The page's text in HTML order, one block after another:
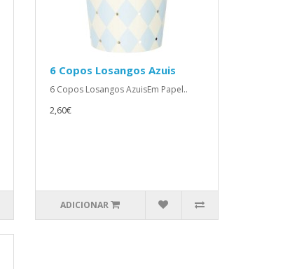
6 Copos Losangos Azuis
6 Copos Losangos AzuisEm Papel..
2,60€
ADICIONAR